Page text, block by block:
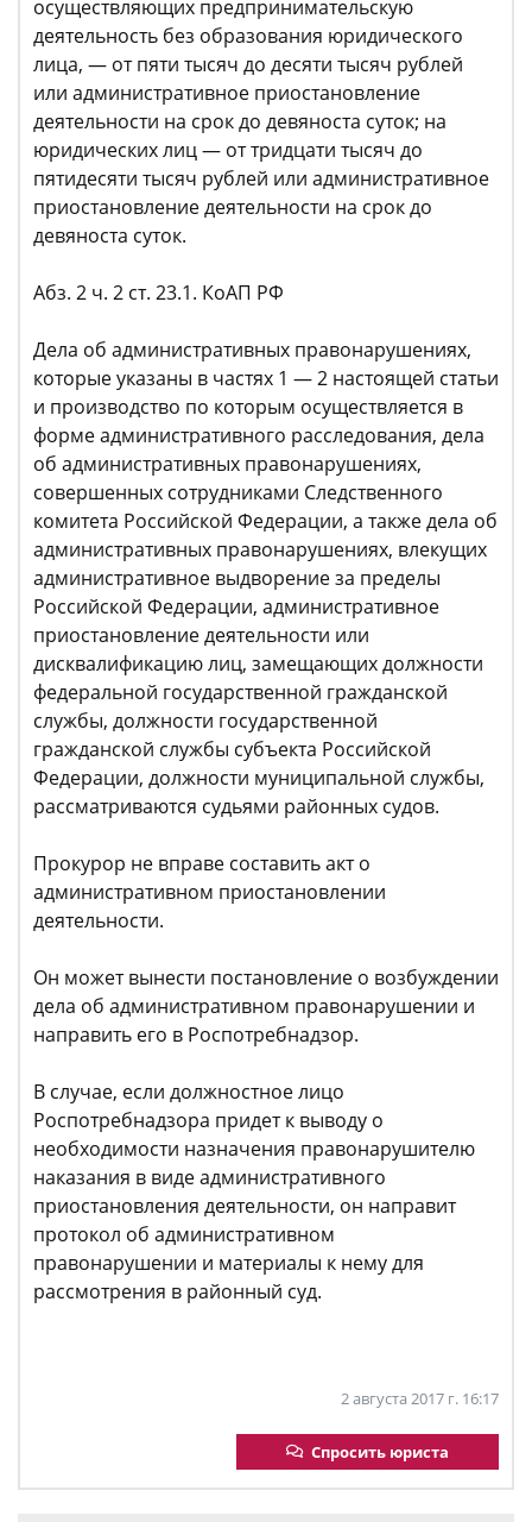
осуществляющих предпринимательскую
деятельность без образования юридического
лица, — от пяти тысяч до десяти тысяч рублей
или административное приостановление
деятельности на срок до девяноста суток; на
юридических лиц — от тридцати тысяч до
пятидесяти тысяч рублей или административное
приостановление деятельности на срок до
девяноста суток.
Абз. 2 ч. 2 ст. 23.1. КоАП РФ
Дела об административных правонарушениях,
которые указаны в частях 1 — 2 настоящей статьи
и производство по которым осуществляется в
форме административного расследования, дела
об административных правонарушениях,
совершенных сотрудниками Следственного
комитета Российской Федерации, а также дела об
административных правонарушениях, влекущих
административное выдворение за пределы
Российской Федерации, административное
приостановление деятельности или
дисквалификацию лиц, замещающих должности
федеральной государственной гражданской
службы, должности государственной
гражданской службы субъекта Российской
Федерации, должности муниципальной службы,
рассматриваются судьями районных судов.
Прокурор не вправе составить акт о
административном приостановлении
деятельности.
Он может вынести постановление о возбуждении
дела об административном правонарушении и
направить его в Роспотребнадзор.
В случае, если должностное лицо
Роспотребнадзора придет к выводу о
необходимости назначения правонарушителю
наказания в виде административного
приостановления деятельности, он направит
протокол об административном
правонарушении и материалы к нему для
рассмотрения в районный суд.
2 августа 2017 г. 16:17
Спросить юриста